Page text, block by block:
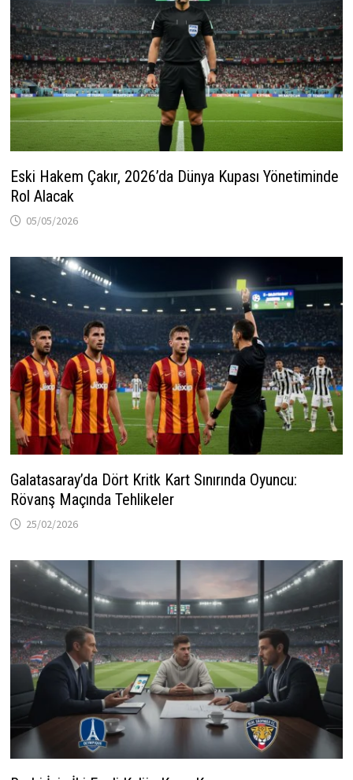
Eski Hakem Çakır, 2026’da Dünya Kupası Yönetiminde
Rol Alacak
05/05/2026
Galatasaray’da Dört Kritk Kart Sınırında Oyuncu:
Rövanş Maçında Tehlikeler
25/02/2026